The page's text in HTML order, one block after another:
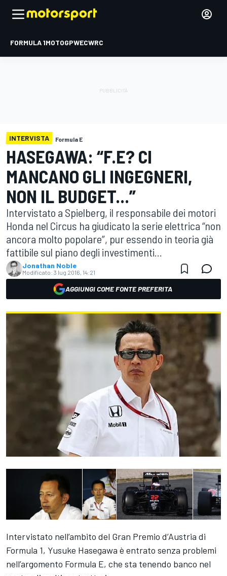
FORMULA 1MOTOGPWECWRC
INTERVISTA Formula E
HASEGAWA: “F.E? CI
MANCANO GLI INGEGNERI,
NON IL BUDGET...”
Intervistato a Spielberg, il responsabile dei motori
Honda nel Circus ha giudicato la serie elettrica “non
ancora molto popolare”, pur essendo in teoria già
fattibile sul piano degli investimenti...
Jonathan Noble
Modificato: 3 lug 2016, 14:21
AGGIUNGI COME FONTE PREFERITA
Intervistato nell’ambito del Gran Premio d’Austria di
Formula 1, Yusuke Hasegawa è entrato senza problemi
nell’argomento Formula E, che sta tenendo banco nel